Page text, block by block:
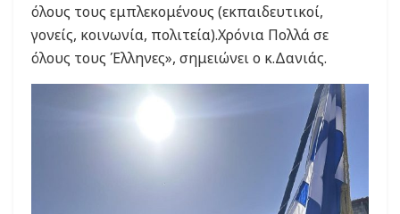
όλους τους εμπλεκομένους (εκπαιδευτικοί,
γονείς, κοινωνία, πολιτεία).Χρόνια Πολλά σε
όλους τους Έλληνες», σημειώνει ο κ.Δανιάς.